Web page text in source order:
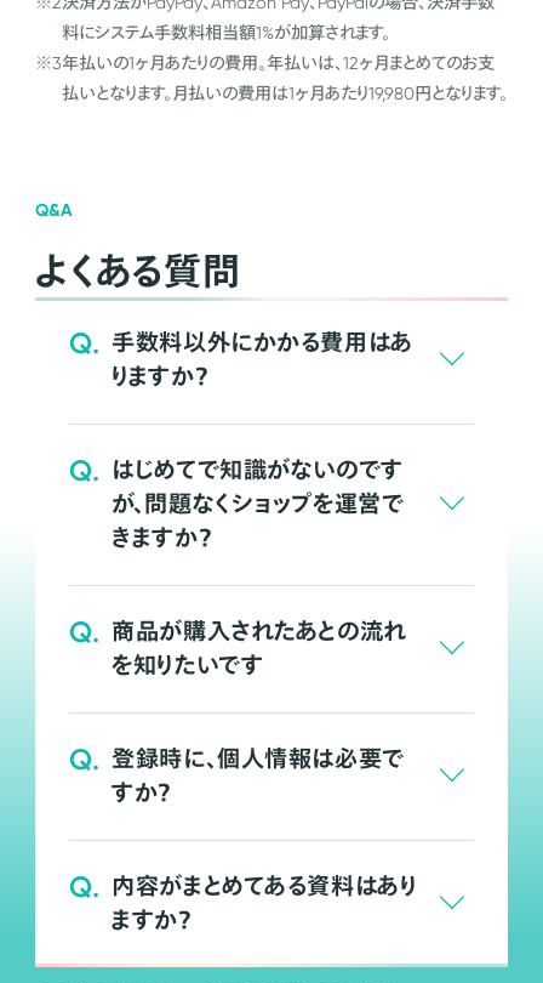
料にシステム手数料相当額1%が加算されます。
※3年払いの1ヶ月あたりの費用。年払いは、12ヶ月まとめてのお支
払いとなります。月払いの費用は1ヶ月あたり19,980円となります。
Q&A
よくある質問
Q. 手数料以外にかかる費用はあ
りますか？
Q. はじめてで知識がないのです
が、問題なくショップを運営で
きますか？
Q. 商品が購入されたあとの流れ
を知りたいです
Q. 登録時に、個人情報は必要で
すか？
Q. 内容がまとめてある資料はあり
ますか？